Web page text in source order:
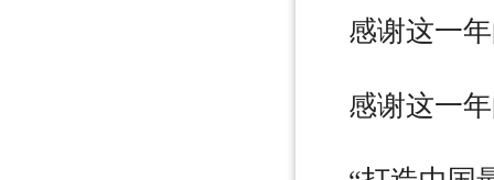
感谢这一年
感谢这一年